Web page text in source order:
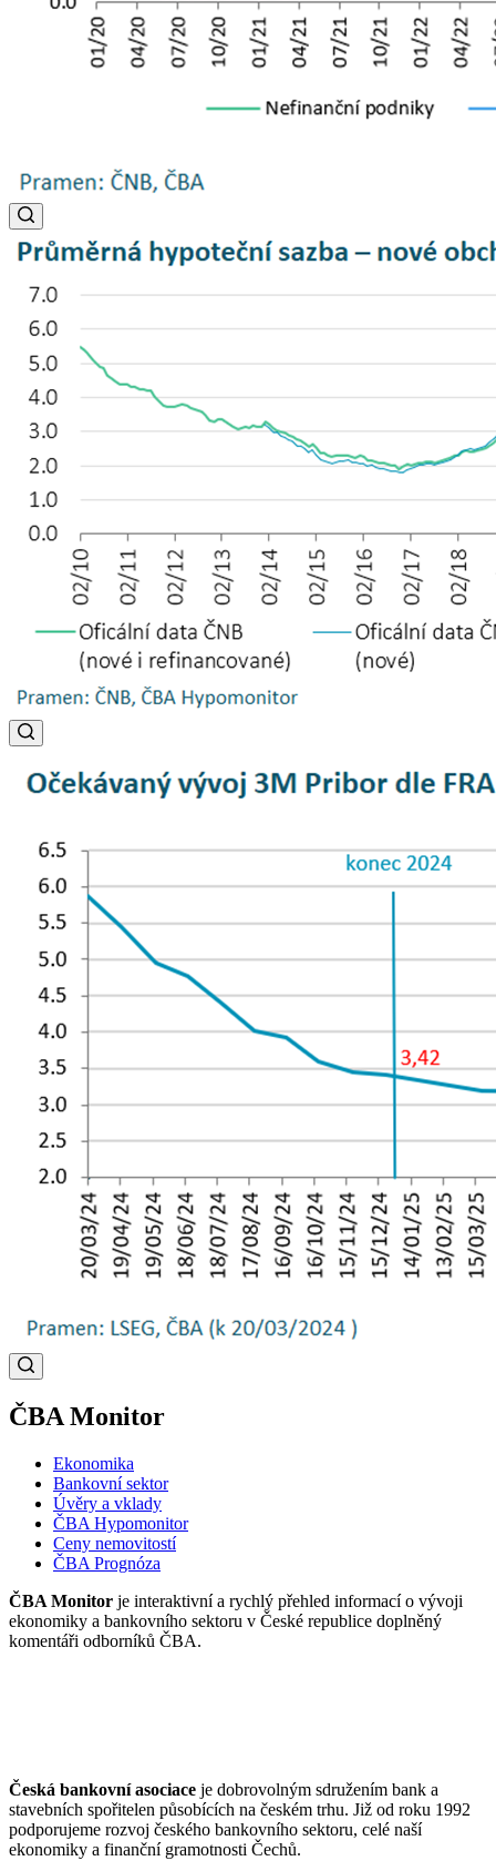
ČBA Monitor
Ekonomika
Bankovní sektor
Úvěry a vklady
ČBA Hypomonitor
Ceny nemovitostí
ČBA Prognóza
ČBA Monitor je interaktivní a rychlý přehled informací o vývoji
ekonomiky a bankovního sektoru v České republice doplněný
komentáři odborníků ČBA.
Česká bankovní asociace je dobrovolným sdružením bank a
stavebních spořitelen působících na českém trhu. Již od roku 1992
podporujeme rozvoj českého bankovního sektoru, celé naší
ekonomiky a finanční gramotnosti Čechů.